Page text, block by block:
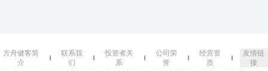
方舟健客简
介
联系我
们
投资者关
系
公司荣
誉
经营资
质
友情链
接